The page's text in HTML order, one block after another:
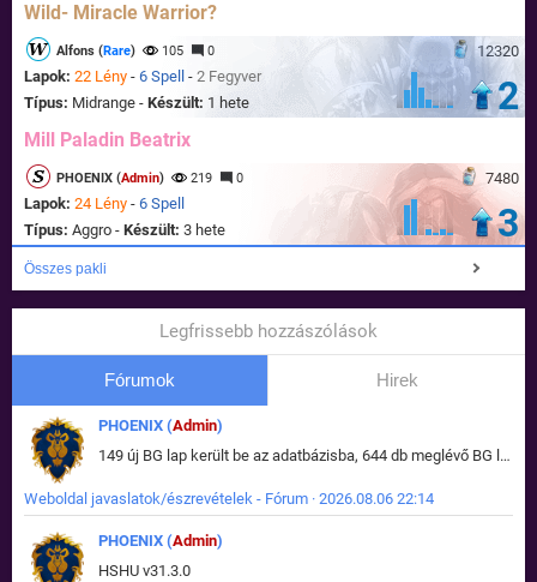
Wild- Miracle Warrior?
12320
Alfons (Rare) 105 0
Lapok: 22 Lény - 6 Spell - 2 Fegyver
Típus: Midrange - Készült: 1 hete 2
Mill Paladin Beatrix
7480
PHOENIX (Admin) 219 0
Lapok: 24 Lény - 6 Spell
Típus: Aggro - Készült: 3 hete 3
Összes pakli
Legfrissebb hozzászólások
Fórumok Hirek
PHOENIX (Admin)
149 új BG lap került be az adatbázisba, 644 db meglévő BG lap módosult, bekerültek az új képek a megváltozott lapokhoz is.
Weboldal javaslatok/észrevételek - Fórum · 2026.08.06 22:14
PHOENIX (Admin)
HSHU v31.3.0